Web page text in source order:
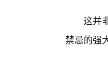
这并
禁忌的强